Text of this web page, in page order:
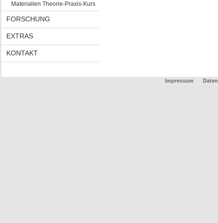
Materialien Theorie-Praxis-Kurs
FORSCHUNG
EXTRAS
KONTAKT
Impressum